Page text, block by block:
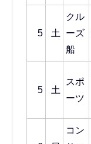
5 土
クル
ーズ
船
5 土
スポ
ーツ
コン